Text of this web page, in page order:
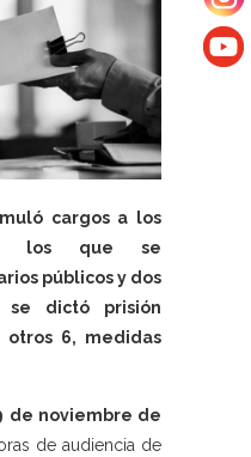
cargos a los
los que se
públicos y dos
se dictó prisión
6, medidas
de noviembre de
de audiencia de